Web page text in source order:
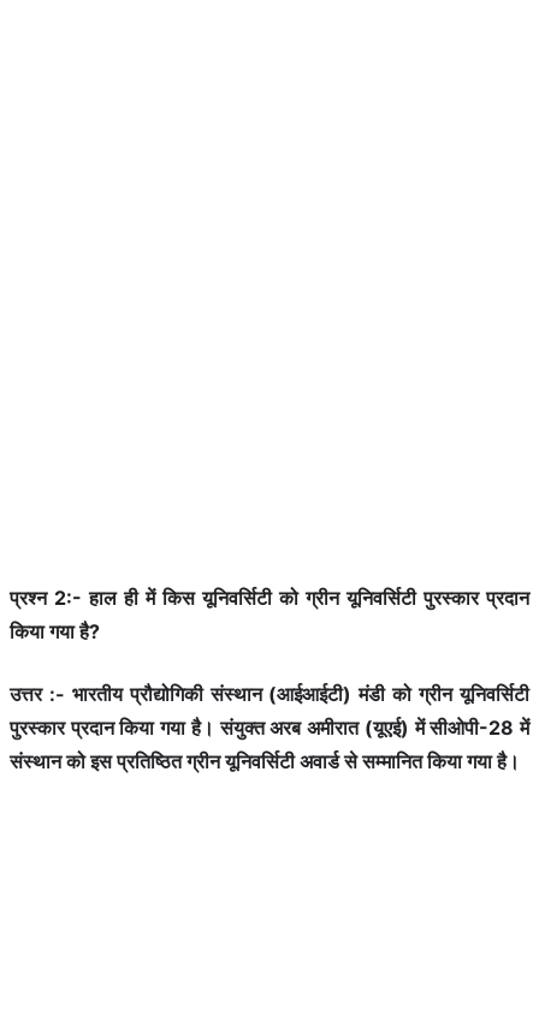
प्रश्न 2:- हाल ही में किस यूनिवर्सिटी को ग्रीन यूनिवर्सिटी पुरस्कार प्रदान
किया गया है?
उत्तर :- भारतीय प्रौद्योगिकी संस्थान (आईआईटी) मंडी को ग्रीन यूनिवर्सिटी
पुरस्कार प्रदान किया गया है। संयुक्त अरब अमीरात (यूएई) में सीओपी-28 में
संस्थान को इस प्रतिष्ठित ग्रीन यूनिवर्सिटी अवार्ड से सम्मानित किया गया है।